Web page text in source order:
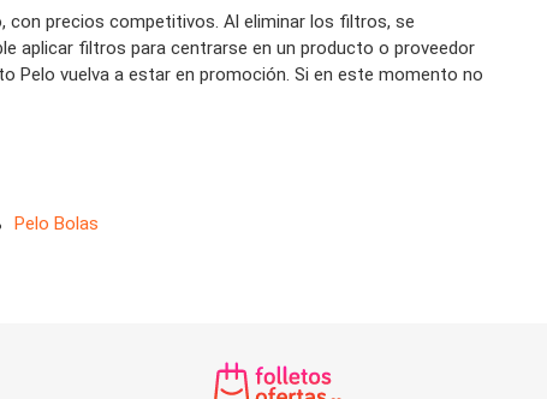
precios competitivos. Al eliminar los filtros, se
aplicar filtros para centrarse en un producto o proveedor
Pelo vuelva a estar en promoción. Si en este momento no
Pelo Bolas